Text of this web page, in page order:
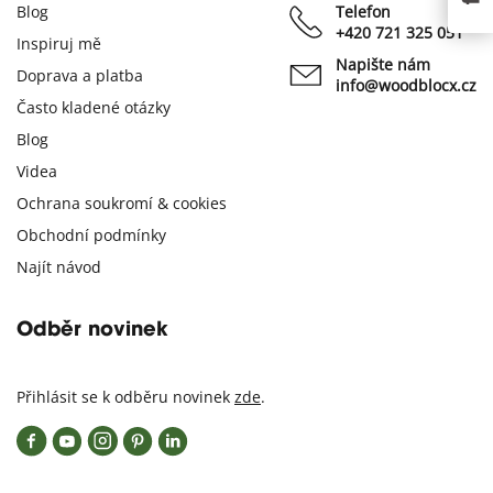
Blog
Inspiruj mě
Doprava a platba
Často kladené otázky
Blog
Videa
Ochrana soukromí & cookies
Obchodní podmínky
Najít návod
Telefon
+420 721 325 051
Napište nám
info@woodblocx.cz
Odběr novinek
Přihlásit se k odběru novinek zde.